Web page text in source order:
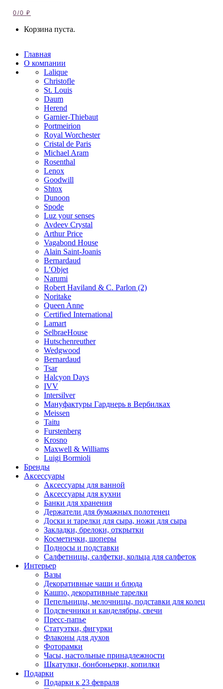
0/0₽
Корзина пуста.
Главная
О компании
Lalique
Christofle
St. Louis
Daum
Herend
Garnier-Thiebaut
Portmeirion
Royal Worchester
Cristal de Paris
Michael Aram
Rosenthal
Lenox
Goodwill
Shtox
Dunoon
Spode
Luz your senses
Avdeev Crystal
Arthur Price
Vagabond House
Alain Saint-Joanis
Bernardaud
L’Objet
Narumi
Robert Haviland & C. Parlon (2)
Noritakе
Queen Anne
Certified International
Lamart
SelbraeHouse
Hutschenreuther
Wedgwood
Bernardaud
Tsar
Halcyon Days
IVV
Intersilver
Мануфактуры Гарднерь в Вербилках
Meissen
Taitu
Furstenberg
Krosno
Maxwell & Williams
Luigi Bormioli
Бренды
Аксессуары
Аксессуары для ванной
Аксессуары для кухни
Банки для хранения
Держатели для бумажных полотенец
Доски и тарелки для сыра, ножи для сыра
Закладки, брелоки, открытки
Косметички, шоперы
Подносы и подставки
Салфетницы, салфетки, кольца для салфеток
Интерьер
Вазы
Декоративные чаши и блюда
Кашпо, декоративные тарелки
Пепельницы, мелочницы, подставки для колец
Подсвечники и канделябры, свечи
Пресс-папье
Статуэтки, фигурки
Флаконы для духов
Фоторамки
Часы, настольные принадлежности
Шкатулки, бонбоньерки, копилки
Подарки
Подарки к 23 февраля